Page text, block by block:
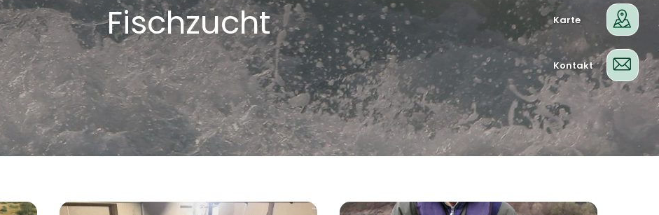
Fischzucht Karte
Kontakt